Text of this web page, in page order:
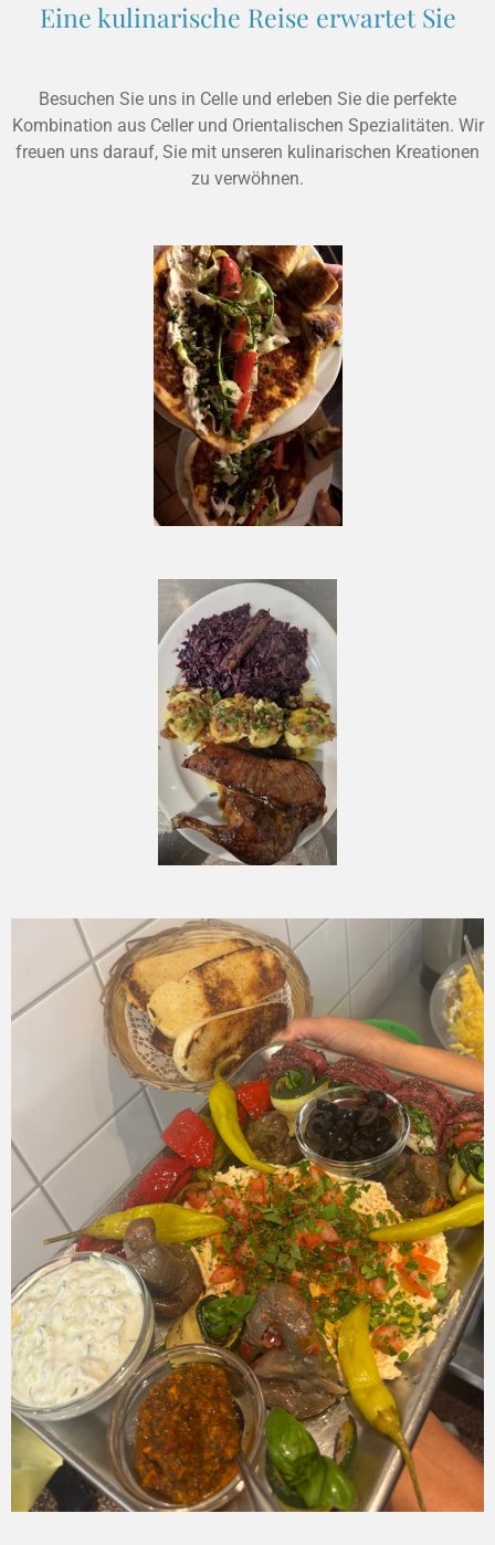
Eine kulinarische Reise erwartet Sie
Besuchen Sie uns in Celle und erleben Sie die perfekte
Kombination aus Celler und Orientalischen Spezialitäten. Wir
freuen uns darauf, Sie mit unseren kulinarischen Kreationen
zu verwöhnen.